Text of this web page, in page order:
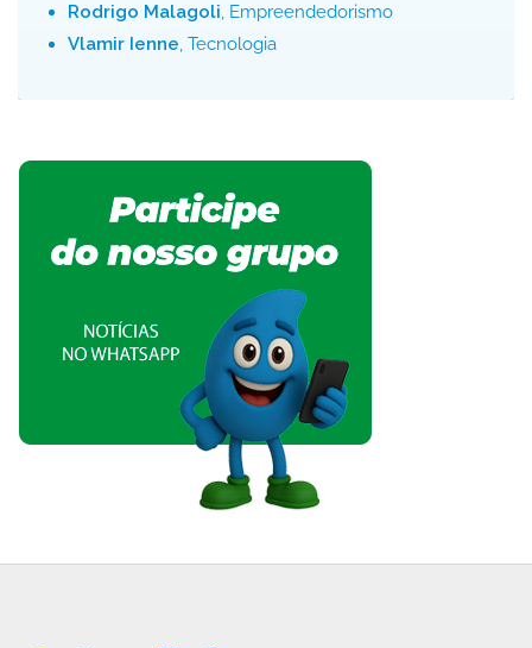
Rodrigo Malagoli, Empreendedorismo
Vlamir Ienne, Tecnologia